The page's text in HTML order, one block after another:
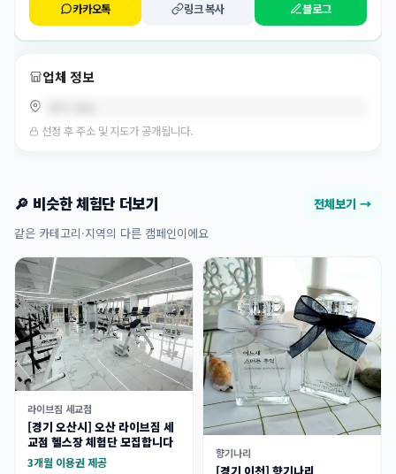
카카오톡 링크 복사 블로그
업체 정보
선정 후 주소 및 지도가 공개됩니다.
🔎 비슷한 체험단 더보기 전체보기 →
같은 카테고리·지역의 다른 캠페인이에요
라이브짐 세교점
[경기 오산시] 오산 라이브짐 세
교점 헬스장 체험단 모집합니다
3개월 이용권 제공
향기나리